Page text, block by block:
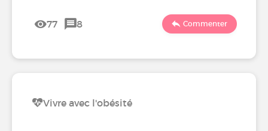
77 8 Commenter
Vivre avec l'obésité